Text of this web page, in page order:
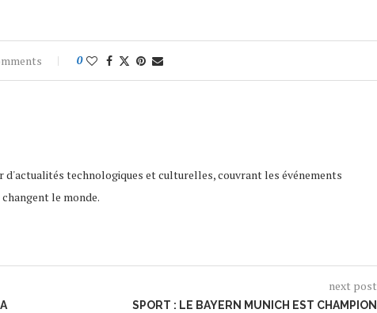
0
d'actualités technologiques et culturelles, couvrant les événements
le monde.
next post
SPORT : LE BAYERN MUNICH EST CHAMPION